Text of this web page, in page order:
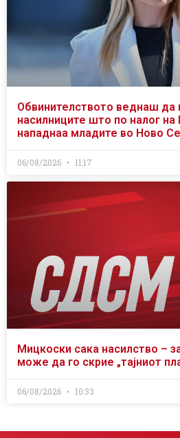
Обвинителството веднаш да
насилниците што по налог на
нападнаа младите во Ново
06/08/2026 11:17
Мицкоски сака насилство –
може да го скрие „тајниот
06/08/2026 10:33